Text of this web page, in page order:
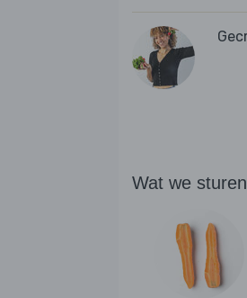
Wat we sturen